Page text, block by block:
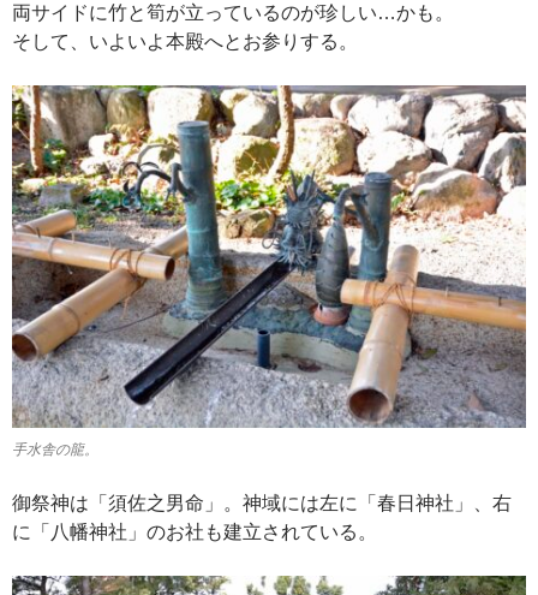
両サイドに竹と筍が立っているのが珍しい…かも。
そして、いよいよ本殿へとお参りする。
手水舎の龍。
御祭神は「須佐之男命」。神域には左に「春日神社」、右
に「八幡神社」のお社も建立されている。